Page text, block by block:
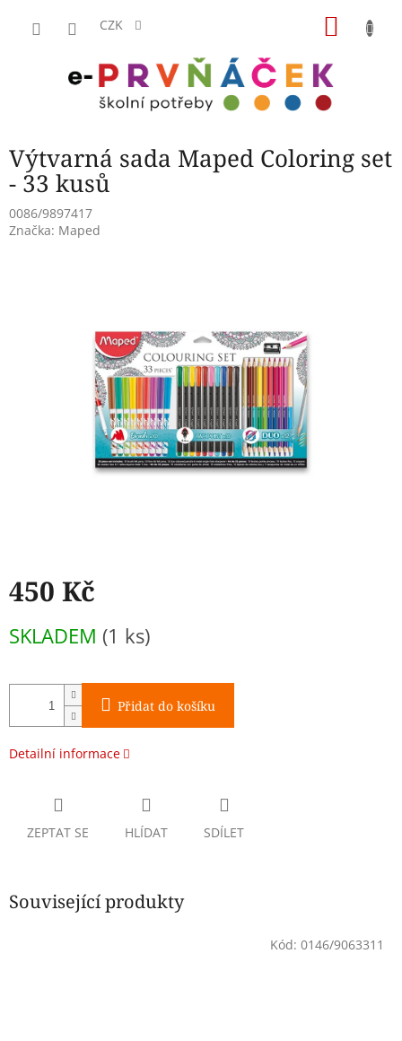
CZK
Výtvarná sada Maped Coloring set
- 33 kusů
0086/9897417
Značka: Maped
450 Kč
cena:
SKLADEM (1 ks)
Přidat do košíku
Detailní informace
ZEPTAT SE HLÍDAT SDÍLET
Související produkty
Kód: 0146/9063311